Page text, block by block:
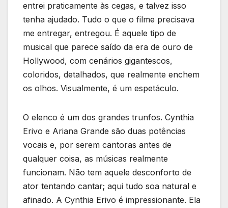
entrei praticamente às cegas, e talvez isso
tenha ajudado. Tudo o que o filme precisava
me entregar, entregou. É aquele tipo de
musical que parece saído da era de ouro de
Hollywood, com cenários gigantescos,
coloridos, detalhados, que realmente enchem
os olhos. Visualmente, é um espetáculo.
O elenco é um dos grandes trunfos. Cynthia
Erivo e Ariana Grande são duas potências
vocais e, por serem cantoras antes de
qualquer coisa, as músicas realmente
funcionam. Não tem aquele desconforto de
ator tentando cantar; aqui tudo soa natural e
afinado. A Cynthia Erivo é impressionante. Ela